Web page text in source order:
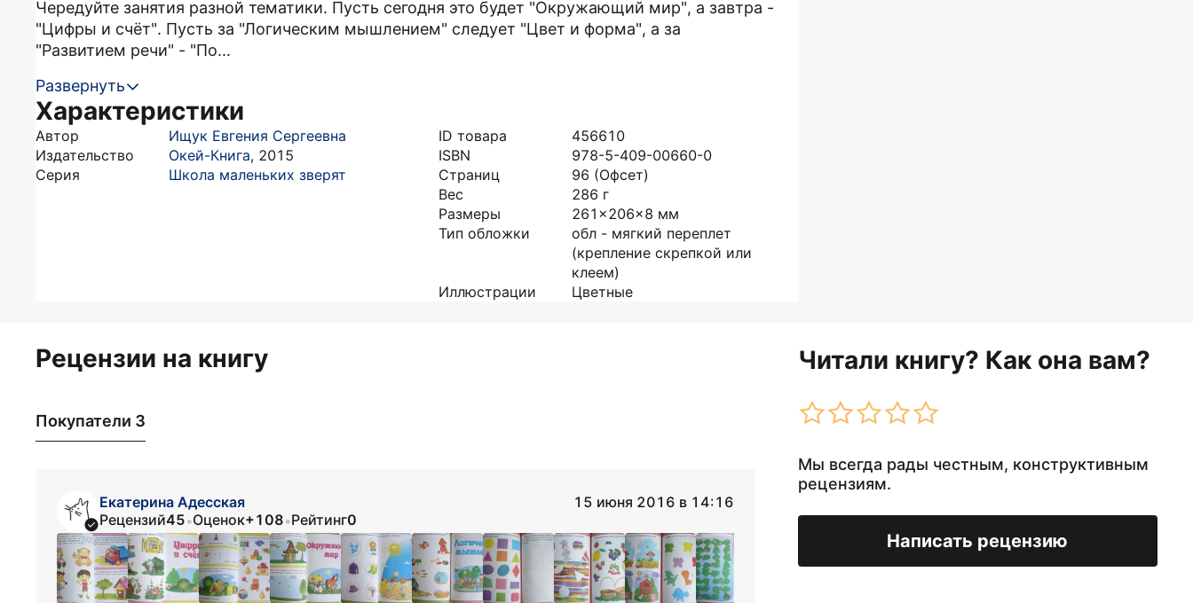
Чередуйте занятия разной тематики. Пусть сегодня это будет "Окружающий мир", а завтра -
"Цифры и счёт". Пусть за "Логическим мышлением" следует "Цвет и форма", а за
"Развитием речи" - "По...
Развернуть
Характеристики
Автор
Ищук Евгения Сергеевна
Издательство
Окей-Книга, 2015
Серия
Школа маленьких зверят
ID товара
456610
ISBN
978-5-409-00660-0
Страниц
96 (Офсет)
Вес
286 г
Размеры
261x206x8 мм
Тип обложки
обл - мягкий переплет
(крепление скрепкой или
клеем)
Иллюстрации
Цветные
Рецензии на книгу Читали книгу? Как она вам?
Мы всегда рады честным, конструктивным
рецензиям.
Написать рецензию
Покупатели 3
Екатерина Адесская
15 июня 2016 в 14:16
Рецензий45•Оценок+108•Рейтинг0